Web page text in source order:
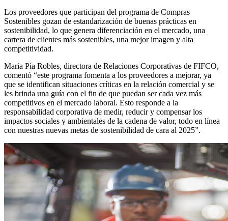
Los proveedores que participan del programa de Compras
Sostenibles gozan de estandarización de buenas prácticas en
sostenibilidad, lo que genera diferenciación en el mercado, una
cartera de clientes más sostenibles, una mejor imagen y alta
competitividad.
Maria Pía Robles, directora de Relaciones Corporativas de FIFCO,
comentó “este programa fomenta a los proveedores a mejorar, ya
que se identifican situaciones críticas en la relación comercial y se
les brinda una guía con el fin de que puedan ser cada vez más
competitivos en el mercado laboral. Esto responde a la
responsabilidad corporativa de medir, reducir y compensar los
impactos sociales y ambientales de la cadena de valor, todo en línea
con nuestras nuevas metas de sostenibilidad de cara al 2025”.